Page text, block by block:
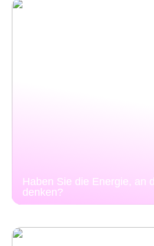
Haben Sie die Energie, an
denken?